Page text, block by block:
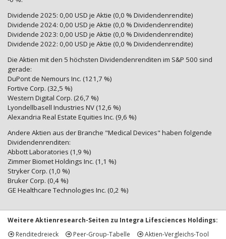
Dividende 2025: 0,00 USD je Aktie (0,0 % Dividendenrendite)
Dividende 2024: 0,00 USD je Aktie (0,0 % Dividendenrendite)
Dividende 2023: 0,00 USD je Aktie (0,0 % Dividendenrendite)
Dividende 2022: 0,00 USD je Aktie (0,0 % Dividendenrendite)
Die Aktien mit den 5 höchsten Dividendenrenditen im S&P 500 sind
gerade:
DuPont de Nemours Inc. (121,7 %)
Fortive Corp. (32,5 %)
Western Digital Corp. (26,7 %)
Lyondellbasell Industries NV (12,6 %)
Alexandria Real Estate Equities Inc. (9,6 %)
Andere Aktien aus der Branche "Medical Devices" haben folgende
Dividendenrenditen:
Abbott Laboratories (1,9 %)
Zimmer Biomet Holdings Inc. (1,1 %)
Stryker Corp. (1,0 %)
Bruker Corp. (0,4 %)
GE Healthcare Technologies Inc. (0,2 %)
Weitere Aktienresearch-Seiten zu Integra Lifesciences Holdings:
Renditedreieck
Peer-Group-Tabelle
Aktien-Vergleichs-Tool